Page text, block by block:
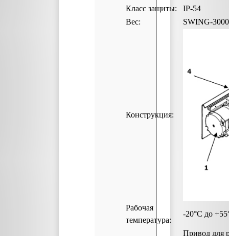
Класс защиты:
IP-54
Вес:
SWING-
Конструкция:
Рабочая
температура:
-20°С до
Привод для